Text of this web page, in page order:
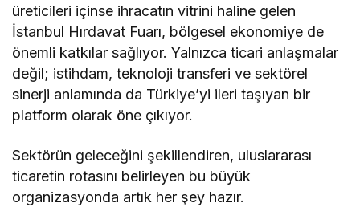
üreticileri içinse ihracatın vitrini haline gelen
İstanbul Hırdavat Fuarı, bölgesel ekonomiye de
önemli katkılar sağlıyor. Yalnızca ticari anlaşmalar
değil; istihdam, teknoloji transferi ve sektörel
sinerji anlamında da Türkiye’yi ileri taşıyan bir
platform olarak öne çıkıyor.
Sektörün geleceğini şekillendiren, uluslararası
ticaretin rotasını belirleyen bu büyük
organizasyonda artık her şey hazır.